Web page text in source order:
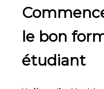
le bon
étudiant